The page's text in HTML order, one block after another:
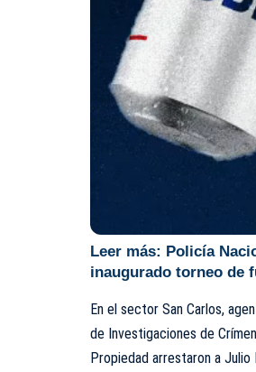
Leer más: Policía
inaugurado torneo de
En el sector San Carlos,
de Investigaciones de
Propiedad arrestaron a Julio